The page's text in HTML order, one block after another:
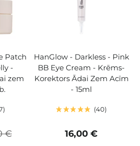
Patch
-
zem
€
HanGlow - Darkless - Pink
BB Eye Cream - Krēms-
Korektors Ādai Zem Acīm
- 15ml
40
16,00 €